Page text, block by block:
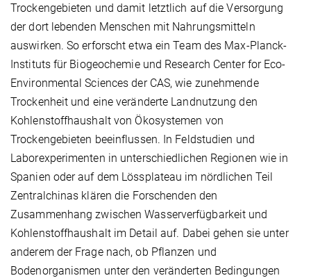
Trockengebieten und damit letztlich auf die Versorgung
der dort lebenden Menschen mit Nahrungsmitteln
auswirken. So erforscht etwa ein Team des Max-Planck-
Instituts für Biogeochemie und Research Center for Eco-
Environmental Sciences der CAS, wie zunehmende
Trockenheit und eine veränderte Landnutzung den
Kohlenstoffhaushalt von Ökosystemen von
Trockengebieten beeinflussen. In Feldstudien und
Laborexperimenten in unterschiedlichen Regionen wie in
Spanien oder auf dem Lössplateau im nördlichen Teil
Zentralchinas klären die Forschenden den
Zusammenhang zwischen Wasserverfügbarkeit und
Kohlenstoffhaushalt im Detail auf. Dabei gehen sie unter
anderem der Frage nach, ob Pflanzen und
Bodenorganismen unter den veränderten Bedingungen